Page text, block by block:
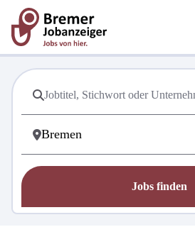
Jobs finden